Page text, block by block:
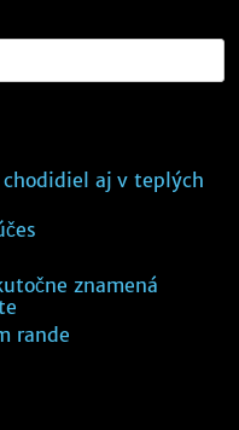
aj v teplých
znamená
rande